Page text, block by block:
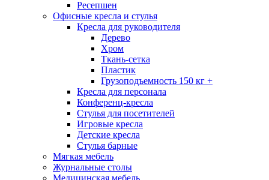
Ресепшен
Офисные кресла и стулья
Кресла для руководителя
Дерево
Хром
Ткань-сетка
Пластик
Грузоподъемность 150 кг +
Кресла для персонала
Конференц-кресла
Стулья для посетителей
Игровые кресла
Детские кресла
Стулья барные
Мягкая мебель
Журнальные столы
Медицинская мебель